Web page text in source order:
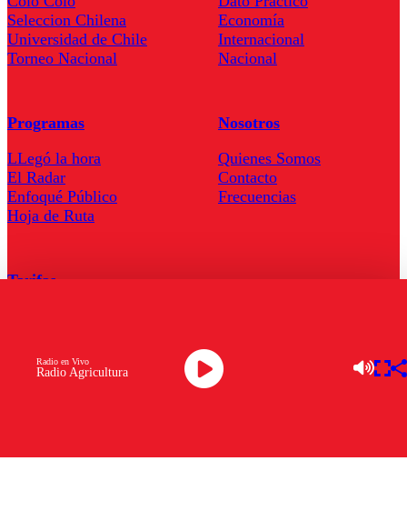
Radio Agricultura
Radio en Vivo
Seleccion Chilena
Universidad de Chile
Torneo Nacional
Economía
Internacional
Nacional
Programas
LLegó la hora
El Radar
Enfoqué Público
Hoja de Ruta
Nosotros
Quienes Somos
Contacto
Frecuencias
Tarifas
Descarga la APP